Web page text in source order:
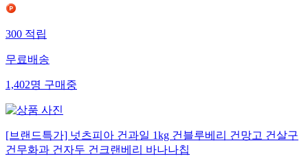
300 적립
무료배송
1,402명 구매중
[브랜드특가] 넛츠피아 건과일 1kg 건블루베리 건망고 건살구
건무화과 건자두 건크랜베리 바나나칩